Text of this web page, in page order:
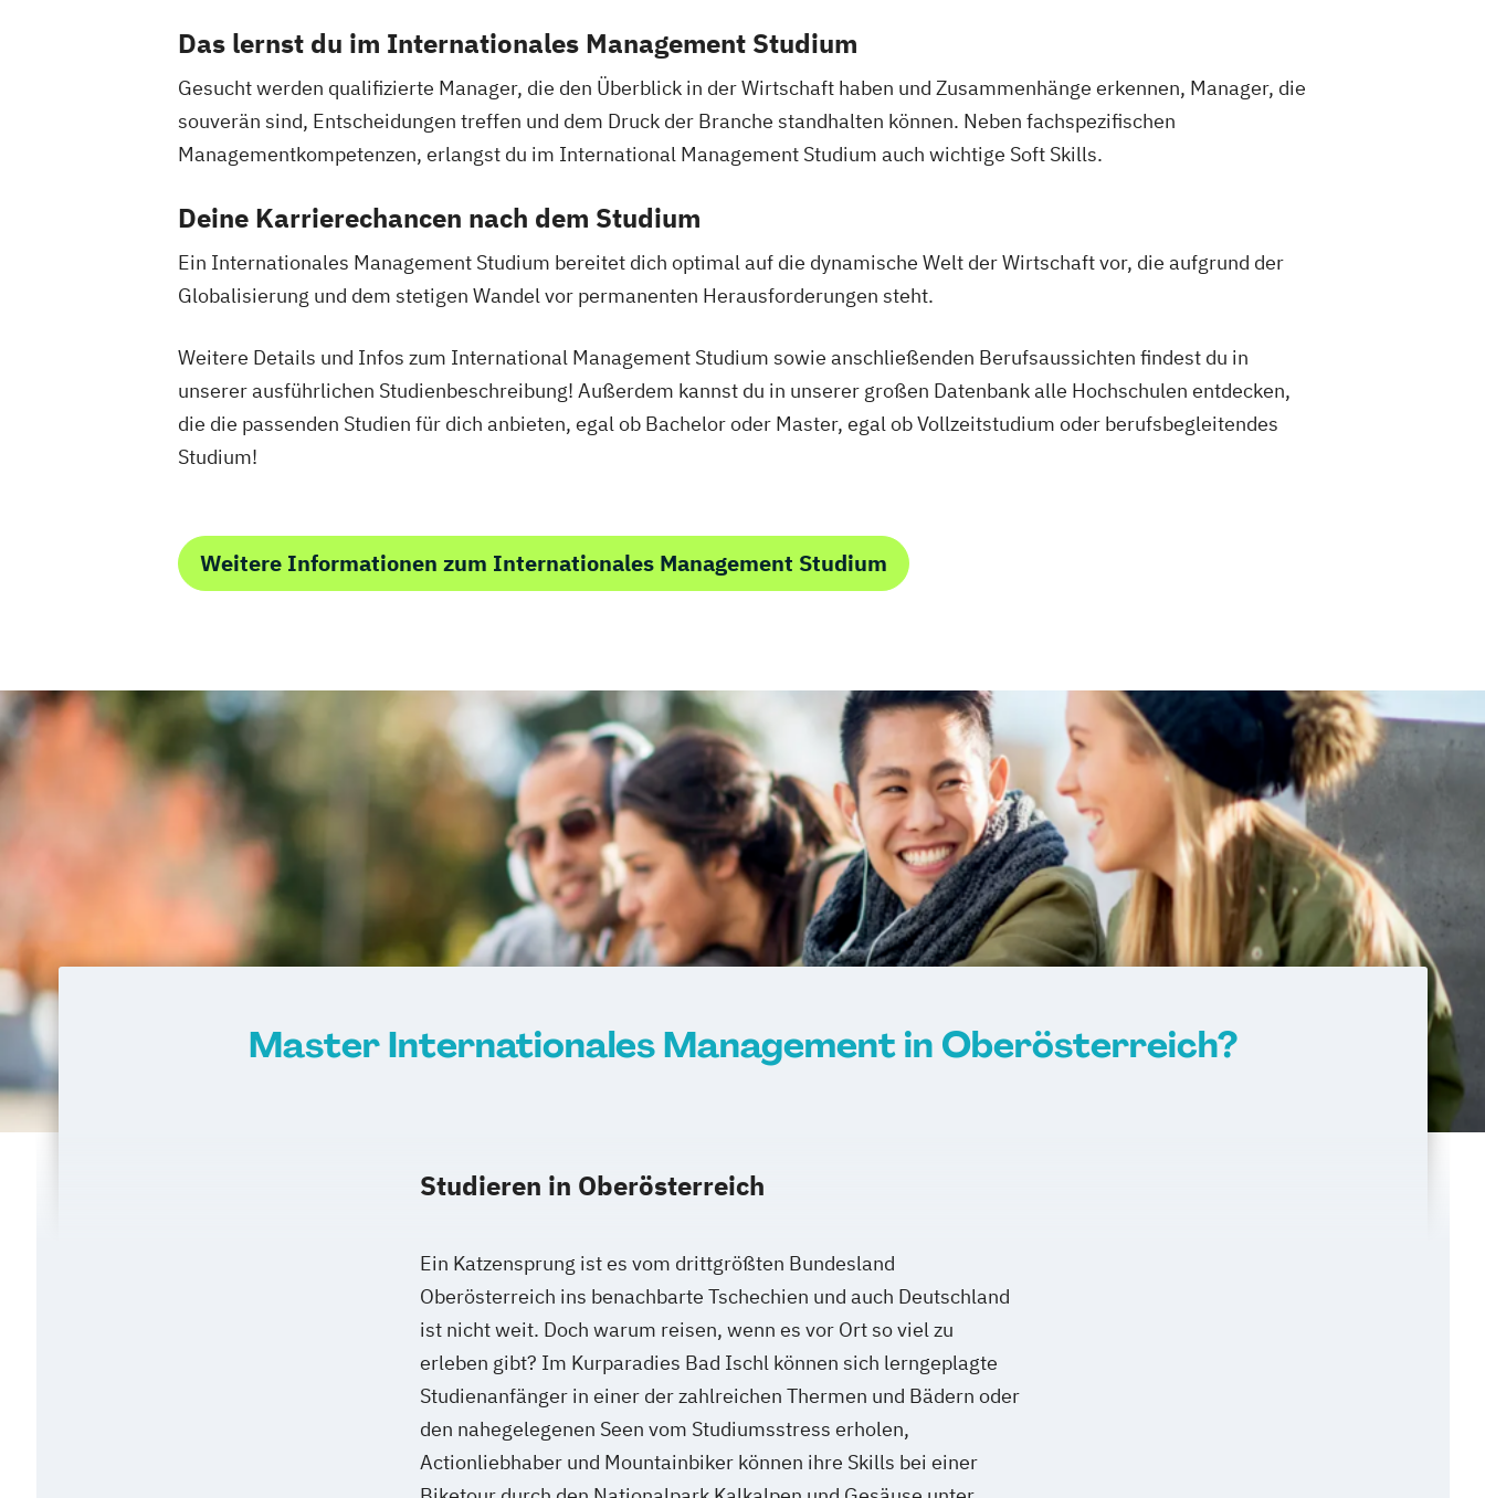
Internationales Logistik-Management Kommunikation
Wissen Medien
Leading Transformation for Impact Organizations
Lebensmitteltechnologie und Ernährung
Leichtbau und Composite-Werkstoffe
Lightweight and Materials Engineering
Logistik Engineering und Management
Managing Nonprofit and Public Services
Marketing und Digital Business
Medientechnik und -design
Medizin- und Bioinformatik Medizintechnik
Mobile Computing Operations Management
Produktdesign und Technische Kommunikation
Sichere Informationssysteme Smart Engineering
Smart Production und Management
Sustainable Energy Systems (EN)
Sustainable Solutions
Verfahrenstechnische Produktion
Werkstoffwissenschaften und Fertigungstechnik
Das lernst du im Internationales Management Studium
Gesucht werden qualifizierte Manager, die den Überblick in der Wirtschaft haben und Zusammenhänge erkennen, Manager, die
souverän sind, Entscheidungen treffen und dem Druck der Branche standhalten können. Neben fachspezifischen
Managementkompetenzen, erlangst du im International Management Studium auch wichtige Soft Skills.
Deine Karrierechancen nach dem Studium
Ein Internationales Management Studium bereitet dich optimal auf die dynamische Welt der Wirtschaft vor, die aufgrund der
Globalisierung und dem stetigen Wandel vor permanenten Herausforderungen steht.
Weitere Details und Infos zum International Management Studium sowie anschließenden Berufsaussichten findest du in
unserer ausführlichen Studienbeschreibung! Außerdem kannst du in unserer großen Datenbank alle Hochschulen entdecken,
die die passenden Studien für dich anbieten, egal ob Bachelor oder Master, egal ob Vollzeitstudium oder berufsbegleitendes
Studium!
Weitere Informationen zum Internationales Management Studium
Master Internationales Management in Oberösterreich?
Studieren in Oberösterreich
Ein Katzensprung ist es vom drittgrößten Bundesland
Oberösterreich ins benachbarte Tschechien und auch Deutschland
ist nicht weit. Doch warum reisen, wenn es vor Ort so viel zu
erleben gibt? Im Kurparadies Bad Ischl können sich lerngeplagte
Studienanfänger in einer der zahlreichen Thermen und Bädern oder
den nahegelegenen Seen vom Studiumsstress erholen,
Actionliebhaber und Mountainbiker können ihre Skills bei einer